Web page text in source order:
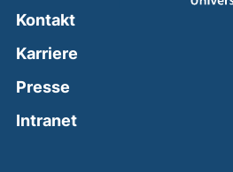
Kontakt
Karriere
Presse
Intranet(external link, opens